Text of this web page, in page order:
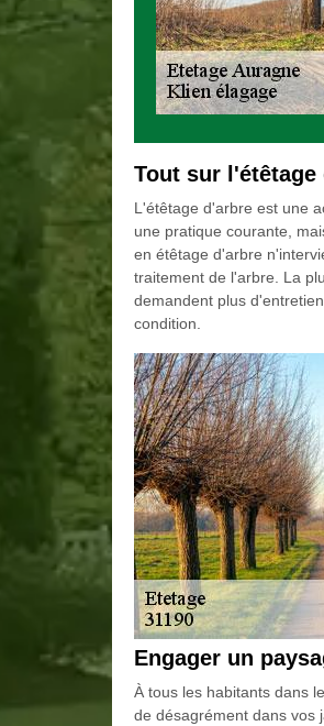
Tout sur l'étêtage
L'étêtage d'arbre est une
une pratique courante,
en étêtage d'arbre
traitement de l'arbre. La
demandent plus
condition.
Engager un
À tous les habitants dans
de désagrément dans vos